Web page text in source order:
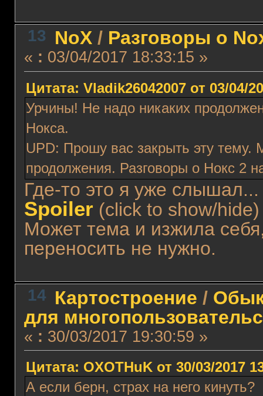
13 NoX/ Разговоры о
« : 03/04/2017 18:33:15 »
Цитата: Vladik26042007 от 03/04/
Урчины! Не надо никаких
Нокса.
UPD: Прошу вас закрыть эту тему.
продолжения. Разговоры о Нокс 2
Где-то это я уже слышал...
Spoiler (click to show/hide)
Может тема и изжила
переносить не нужно.
14 Картостроение /
для
« : 30/03/2017 19:30:59 »
Цитата: OXOTHuK от 30/03/2017
А если берн, страх на него кинуть?